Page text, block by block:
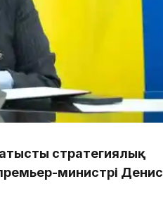
стратегиялық
министрі Денис